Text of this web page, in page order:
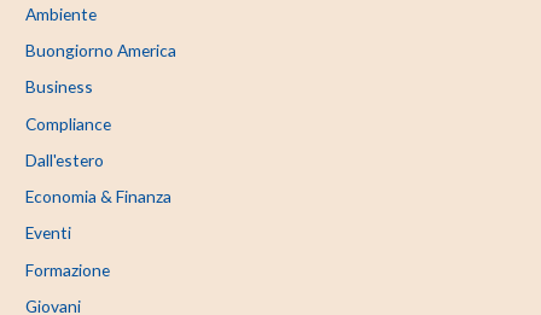
Ambiente
Buongiorno America
Business
Compliance
Dall'estero
Economia & Finanza
Eventi
Formazione
Giovani